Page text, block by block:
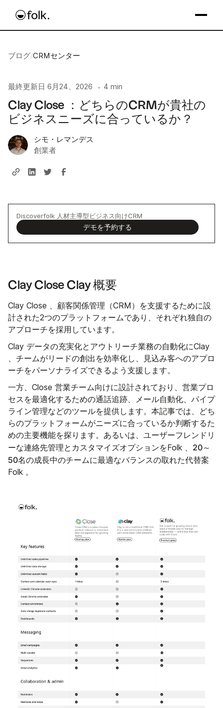
ブログ/CRMセンター
最終更新日 6月24、2026 • 4 min
Clay Close ：どちらのCRMが貴社の
ビジネスニーズに合っているか？
シモ・レマンデス
創業者
Discoverfolk 人材主導型ビジネス向けCRM
デモを予約する
Clay Close Clay 概要
Clay Close 、顧客関係管理（CRM）を支援するために設
計された2つのプラットフォームであり、それぞれ独自の
アプローチを採用しています。
Clay データの充実化とアウトリーチ業務の自動化にClay
、チームがリードの創出を効率化し、見込み客へのアプロ
ーチをパーソナライズできるよう支援します。
一方、Close 営業チーム向けに設計されており、営業プロ
セスを最適化するための通話追跡、メール自動化、パイプ
ライン管理などのツールを提供します。本記事では、どち
らのプラットフォームがニーズに合っているか判断するた
めの主要機能を探ります。あるいは、ユーザーフレンドリ
ーな連絡先管理とカスタマイズオプションをFolk 、 20～
50名の成長中のチームに最適なバランスの取れた代替案
Folk 。